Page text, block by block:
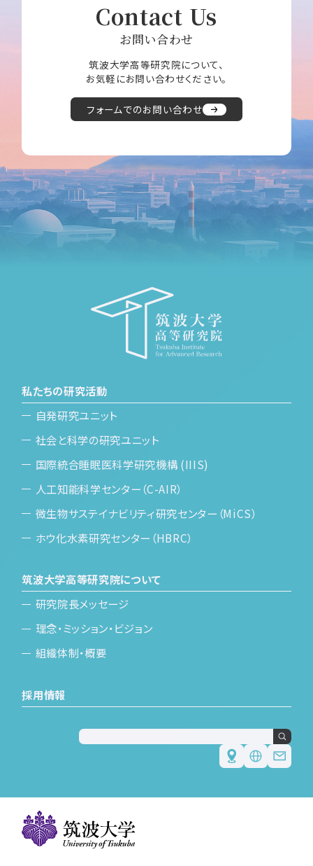
Contact Us
お問い合わせ
筑波大学高等研究院について、
お気軽にお問い合わせください。
フォームでのお問い合わせ
私たちの研究活動
自発研究ユニット
社会と科学の研究ユニット
国際統合睡眠医科学研究機構 (IIIS)
人工知能科学センター（C-AIR）
微生物サステイナビリティ研究センター（MiCS）
ホウ化水素研究センター（HBRC）
筑波大学高等研究院について
研究院長メッセージ
理念・ミッション・ビジョン
組織体制・概要
採用情報